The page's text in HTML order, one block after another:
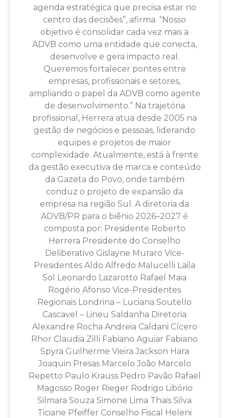
agenda estratégica que precisa estar no
centro das decisões”, afirma. “Nosso
objetivo é consolidar cada vez mais a
ADVB como uma entidade que conecta,
desenvolve e gera impacto real.
Queremos fortalecer pontes entre
empresas, profissionais e setores,
ampliando o papel da ADVB como agente
de desenvolvimento.” Na trajetória
profissional, Herrera atua desde 2005 na
gestão de negócios e pessoas, liderando
equipes e projetos de maior
complexidade. Atualmente, está à frente
da gestão executiva de marca e conteúdo
da Gazeta do Povo, onde também
conduz o projeto de expansão da
empresa na região Sul. A diretoria da
ADVB/PR para o biênio 2026–2027 é
composta por: Presidente Roberto
Herrera Presidente do Conselho
Deliberativo Gislayne Muraro Vice-
Presidentes Aldo Alfredo Malucelli Laila
Sol Leonardo Lazarotto Rafael Maia
Rogério Afonso Vice-Presidentes
Regionais Londrina – Luciana Soutello
Cascavel – Lineu Saldanha Diretoria
Alexandre Rocha Andreia Caldani Cícero
Rhor Claudia Zilli Fabiano Aguiar Fabiano
Spyra Guilherme Vieira Jackson Hara
Joaquin Presas Marcelo João Marcelo
Repetto Paulo Krauss Pedro Pavão Rafael
Magosso Roger Rieger Rodrigo Libório
Silmara Souza Simone Lima Thais Silva
Ticiane Pfeiffer Conselho Fiscal Heleni